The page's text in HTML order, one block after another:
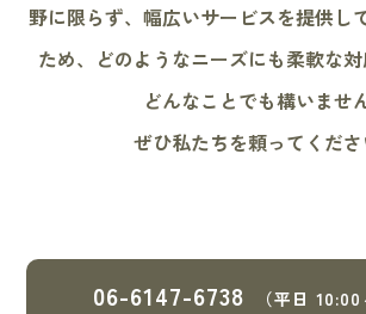
野に限らず、幅広いサービスを提供し
ため、どのようなニーズにも柔軟な対
どんなことでも構いませ
ぜひ私たちを頼ってくださ
06-6147-6738 （平日 10:00